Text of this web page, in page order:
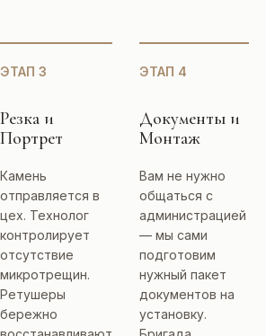
ЭТАП 3
Резка и
Портрет
Камень
отправляется в
цех. Технолог
контролирует
отсутствие
микротрещин.
Ретушеры
бережно
ЭТАП 4
Документы и
Монтаж
Вам не нужно
общаться с
администрацией
— мы сами
подготовим
нужный пакет
документов на
установку.